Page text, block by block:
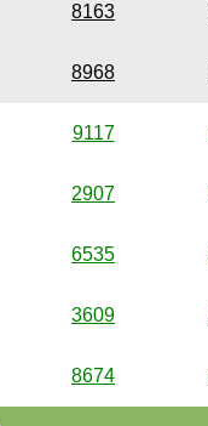
8163
8968
9117
2907
6535
3609
8674